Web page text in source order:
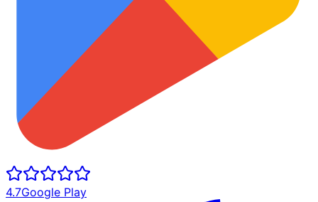
4.7Google Play